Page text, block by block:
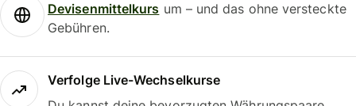
Devisenmittelkurs um – und das ohne versteckte
Gebühren.
Verfolge Live-Wechselkurse